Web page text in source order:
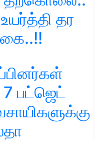
தர
பட்ஜெட்